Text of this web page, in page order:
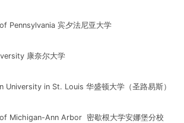
Pennsylvania 宾夕法尼亚大学
康奈尔大学
University in St. Louis 华盛顿大学（圣路易斯）
Michigan-Ann Arbor 密歇根大学安娜堡分校